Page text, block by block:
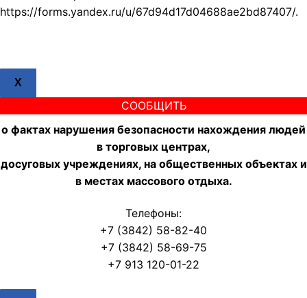
https://forms.yandex.ru/u/67d94d17d04688ae2bd87407/.
X
СООБЩИТЬ
о фактах нарушения безопасности нахождения людей
в торговых центрах,
досуговых учреждениях, на общественных объектах и
в местах массового отдыха.
Телефоны:
+7 (3842) 58-82-40
+7 (3842) 58-69-75
+7 913 120-01-22